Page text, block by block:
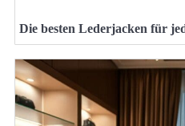
Die besten Lederjacken für